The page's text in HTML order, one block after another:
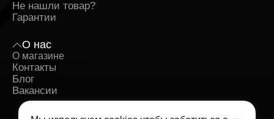
Не нашли товар?
Гарантии
О нас
О магазине
Контакты
Блог
Вакансии